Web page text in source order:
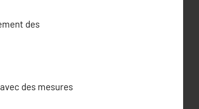
des
des mesures